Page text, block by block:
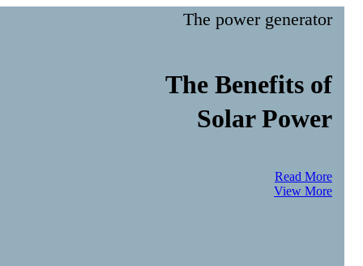
The power generator
The Benefits of
Solar Power
Read More
View More